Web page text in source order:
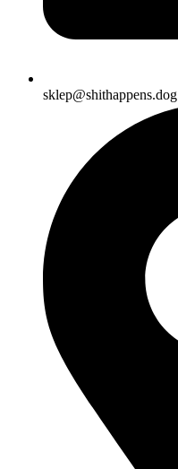
sklep@shithappens.dog